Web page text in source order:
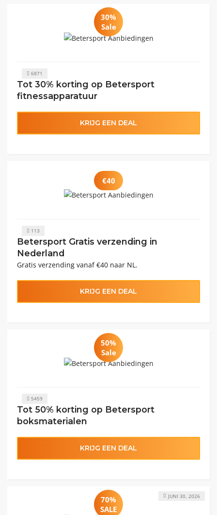
30%
Sale
6871
Tot 30% korting op Betersport
fitnessapparatuur
KRIJG EEN DEAL
€40
113
Betersport Gratis verzending in
Nederland
Gratis verzending vanaf €40 naar NL.
KRIJG EEN DEAL
50%
Sale
5459
Tot 50% korting op Betersport
boksmaterialen
KRIJG EEN DEAL
70%
SALE
JUNI 30, 2026